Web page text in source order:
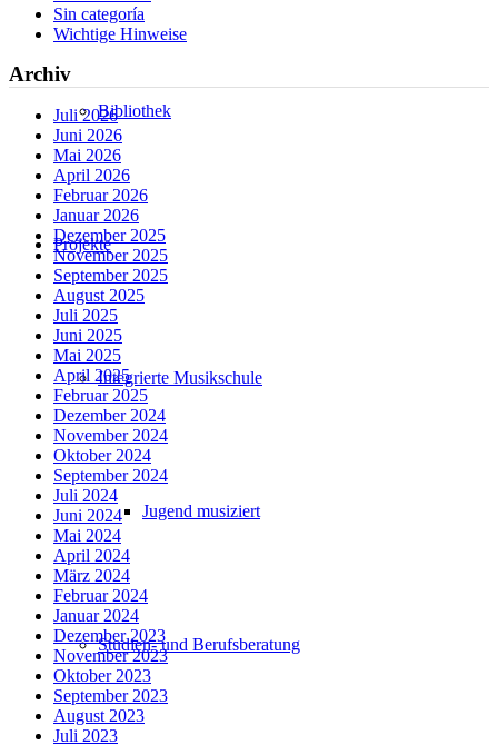
Bibliothek
Projekte
Integrierte Musikschule
Jugend musiziert
Studien- und Berufsberatung
Sin categoría
Wichtige Hinweise
Archiv
Juli 2026
Juni 2026
Mai 2026
April 2026
Februar 2026
Januar 2026
Dezember 2025
November 2025
September 2025
August 2025
Juli 2025
Juni 2025
Mai 2025
April 2025
Februar 2025
Dezember 2024
November 2024
Oktober 2024
September 2024
Juli 2024
Juni 2024
Mai 2024
April 2024
März 2024
Februar 2024
Januar 2024
Dezember 2023
November 2023
Oktober 2023
September 2023
August 2023
Juli 2023